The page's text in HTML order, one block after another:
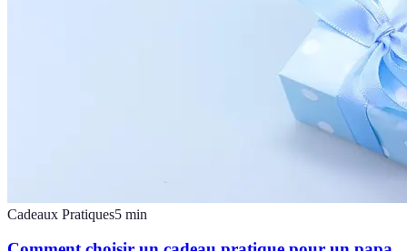
Cadeaux Pratiques5 min